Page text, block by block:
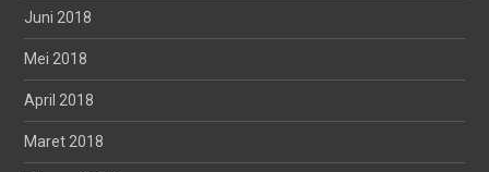
Juni 2018
Mei 2018
April 2018
Maret 2018